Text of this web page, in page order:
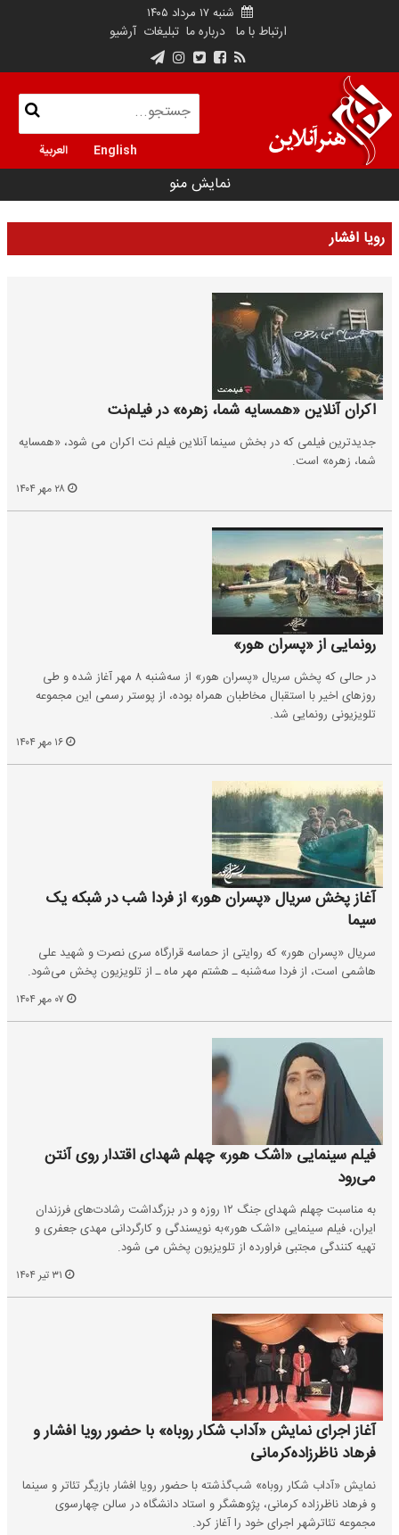
شنبه ۱۷ مرداد ۱۴۰۵
ارتباط با ما درباره ما تبلیغات آرشیو
English العربية
نمایش منو
رویا افشار
اکران آنلاین «همسایه شما، زهره» در فیلم‌نت
جدیدترین فیلمی که در بخش سینما آنلاین فیلم نت اکران می شود، «همسایه
شما، زهره» است.
رونمایی از «پسران هور»
در حالی که پخش سریال «پسران هور» از سه‌شنبه ۸ مهر آغاز شده و طی
روزهای اخیر با استقبال مخاطبان همراه بوده، از پوستر رسمی این مجموعه
تلویزیونی رونمایی شد.
آغاز پخش سریال «پسران هور» از فردا شب در شبکه یک
سیما
سریال «پسران هور» که روایتی از حماسه قرارگاه سری نصرت و شهید علی
هاشمی است، از فردا سه‌شنبه ـ هشتم مهر ماه ـ از تلویزیون پخش می‌شود.
فیلم سینمایی «اشک هور» چهلم شهدای اقتدار روی آنتن
می‌رود
به مناسبت چهلم شهدای جنگ ۱۲ روزه و در بزرگداشت رشادت‌های فرزندان
ایران، فیلم سینمایی «اشک هور»به نویسندگی و کارگردانی مهدی جعفری و
تهیه کنندگی مجتبی فراورده از تلویزیون پخش می شود.
آغاز اجرای نمایش «آداب شکار روباه» با حضور رویا افشار و
فرهاد ناظرزاده‌کرمانی
نمایش «آداب شکار روباه» شب‌گذشته با حضور رویا افشار بازیگر تئاتر و سینما
و فرهاد ناظرزاده کرمانی، پژوهشگر و استاد دانشگاه در سالن چهارسوی
مجموعه تئاترشهر اجرای خود را آغاز کرد.